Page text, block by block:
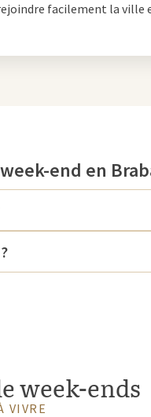
facilement la ville
end en
week-ends
VIVRE